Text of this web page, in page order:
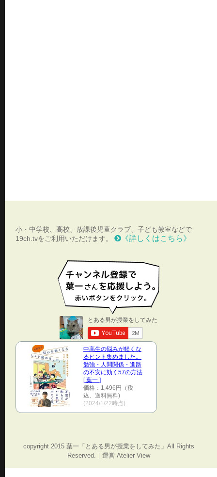
小・中学校、高校、放課後児童クラブ、子ども教室などで
19ch.tvをご利用いただけます。
《詳しくはこちら》
中高生の悩みが軽くな
るヒント集めました。
勉強・人間関係・進路
の不安に効く57の方法
[ 葉一 ]
価格：1,496円（税
込、送料無料)
(2024/1/22時点)
copyright 2015 葉一「とある男が授業をしてみた」All Rights
Reserved.｜運営 Atelier View